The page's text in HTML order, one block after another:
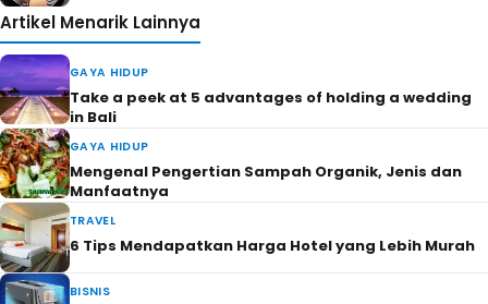
Artikel Menarik Lainnya
GAYA HIDUP
Take a peek at 5 advantages of holding a wedding
in Bali
GAYA HIDUP
Mengenal Pengertian Sampah Organik, Jenis dan
Manfaatnya
TRAVEL
6 Tips Mendapatkan Harga Hotel yang Lebih Murah
BISNIS